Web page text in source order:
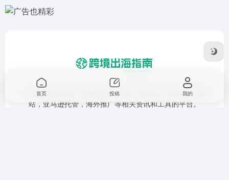
一个提供跨境电商，业务出海，外贸，进出口，国际站，独立
站，亚马逊托管，海外推广等相关资讯和工具的平台。
首页 投稿 我的